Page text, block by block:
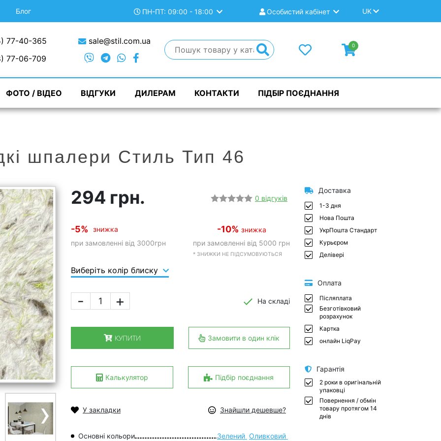
Блог ПН-ПТ: 09:00 - 18:00 Особистий кабінет UK
77-40-365
77-06-709
sale@stil.com.ua 0
ФОТО / ВІДЕО ВІДГУКИ ДИЛЕРАМ КОНТАКТИ ПІДБІР ПОЄДНАННЯ
шпалери Стиль Тип 46
›
294 грн. 0 відгуків
-5%
знижка
при замовленні від 3000грн
-10% знижка
при замовленні від 5000 грн
* ЗНИЖКИ НЕ ПІДСУМОВУЮТЬСЯ
Виберіть колір блиску
- + На складі
КУПИТИ Замовити в один клік
Калькулятор Підбір поєднання
У закладки Знайшли дешевше?
Основні кольори Зелений Оливковий
Доставка
1-3 дня
Нова Пошта
УкрПошта Стандарт
Курьєром
Делівері
Оплата
Післяплата
Безготівковий
розрахунок
Картка
онлайн LiqPay
Гарантія
2 роки в оригінальній
упаковці
Повернення / обмін
товару протягом 14
днів